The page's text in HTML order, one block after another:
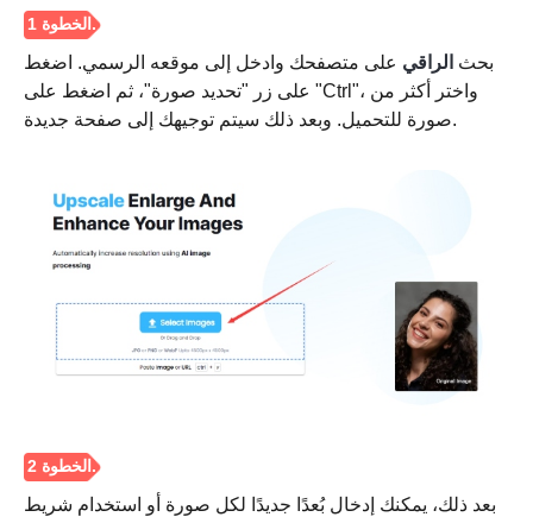
بحث الراقي على متصفحك وادخل إلى موقعه الرسمي. اضغط
على زر "تحديد صورة"، ثم اضغط على "Ctrl"، واختر أكثر من
صورة للتحميل. وبعد ذلك سيتم توجيهك إلى صفحة جديدة.
بعد ذلك، يمكنك إدخال بُعدًا جديدًا لكل صورة أو استخدام شريط